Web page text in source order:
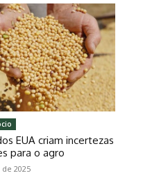
EUA criam incertezas
para o agro
2025